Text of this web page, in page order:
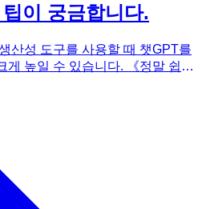
이 궁금합니다.
산성 도구를 사용할 때 챗GPT를
높일 수 있습니다. 《정말 쉽네?
다양한 방법들을 소개합니다. 엑
차트 종류'에 대한 정보를 얻을 수
우, 챗GPT에게 발표 자료의 내용
션 스크립트를 작성하도록 요청할